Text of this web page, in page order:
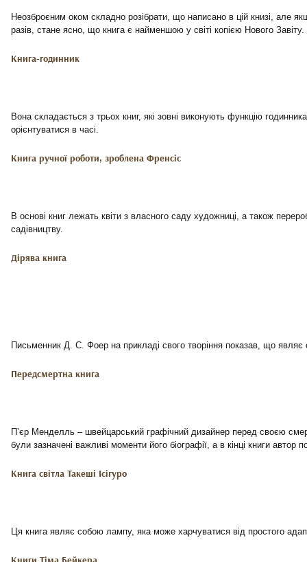
Неозброєним оком складно розібрати, що написано в цій книзі, але
разів, стане ясно, що книга є найменшою у світі копією Нового Завіту.
Книга-годинник
Вона складається з трьох книг, які зовні виконують функцію
орієнтуватися в часі.
Книга ручної роботи, зроблена Френсіс
В основі книг лежать квіти з власного саду художниці, а також
садівництву.
Дірява книга
Письменник Д. С. Фоер на прикладі свого творіння показав, що являє
Передсмертна книга
П’єр Менделль – швейцарський графічний дизайнер перед своєю
були зазначені важливі моменти його біографії, а в кінці книги автор
Книга світла Такеші Ісігуро
Ця книга являє собою лампу, яка може харчуватися від простого